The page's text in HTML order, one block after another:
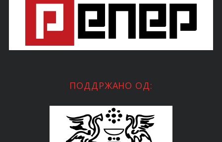
ПОДДРЖАНО ОД: